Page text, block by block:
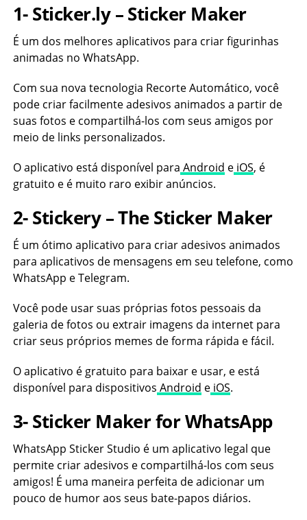
1- Sticker.ly– Sticker Maker
É um dos melhores aplicativos para criar figurinhas
animadas no WhatsApp.
Com sua nova tecnologia Recorte Automático, você
pode criar facilmente adesivos animados a partir de
suas fotos e compartilhá-los com seus amigos por
meio de links personalizados.
O aplicativo está disponível para Android eiOS, é
gratuito e é muito raro exibir anúncios.
2- Stickery – The Sticker Maker
É um ótimo aplicativo para criar adesivos animados
para aplicativos de mensagens em seu telefone, como
WhatsApp e Telegram.
Você pode usar suas próprias fotos pessoais da
galeria de fotos ou extrair imagens da internet para
criar seus próprios memes de forma rápida e fácil.
O aplicativo é gratuito para baixar e usar, e está
disponível para dispositivos Android eiOS.
3- Sticker Maker for WhatsApp
WhatsApp Sticker Studio é um aplicativo legal que
permite criar adesivos e compartilhá-los com seus
amigos! É uma maneira perfeita de adicionar um
pouco de humor aos seus bate-papos diários.